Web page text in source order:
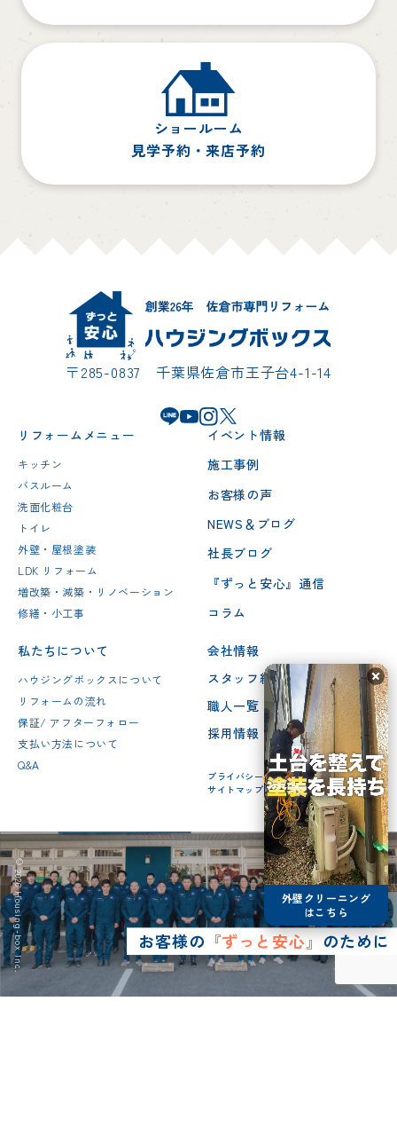
ショールーム
見学予約・来店予約
〒285-0837 千葉県佐倉市王子台4-1-14
リフォームメニュー
キッチン
バスルーム
洗面化粧台
トイレ
外壁・屋根塗装
LDK リフォーム
増改築・減築・リノベーション
修繕・小工事
イベント情報
施工事例
お客様の声
NEWS＆ブログ
社長ブログ
『ずっと安心』通信
コラム
私たちについて
ハウジングボックスについて
リフォームの流れ
保証/ アフターフォロー
支払い方法について
Q&A
会社情報
スタッフ紹介
職人一覧
採用情報
プライバシーポリシー
サイトマップ
お客様の 『ずっと安心』のために
© 2026 Housing-box Inc.
外壁クリーニング
はこちら